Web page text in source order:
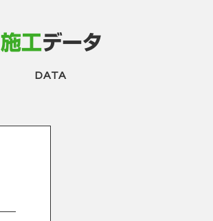
施工データ
DATA